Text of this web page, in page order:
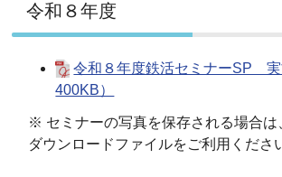
令和８年度
令和８年度鉄活セミナーSP 実
400KB）
※ セミナーの写真を保存される場合は
ダウンロードファイルをご利用くださ